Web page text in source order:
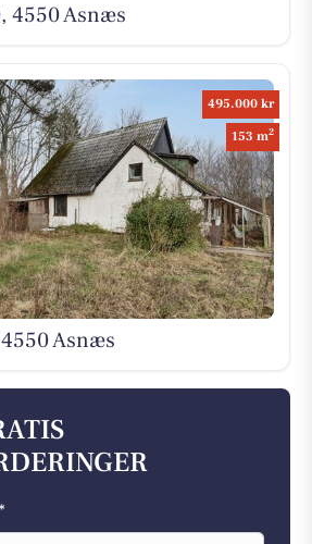
4550 Asnæs
495.000 kr
153 m2
Asnæs